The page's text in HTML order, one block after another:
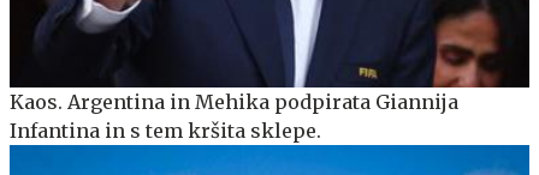
Kaos. Argentina in Mehika podpirata Giannija
Infantina in s tem kršita sklepe.